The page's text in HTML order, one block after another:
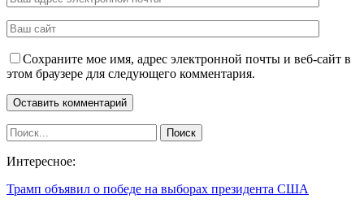
Сохраните мое имя, адрес электронной почты и веб-сайт в
этом браузере для следующего комментария.
Интересное:
Трамп объявил о победе на выборах президента США